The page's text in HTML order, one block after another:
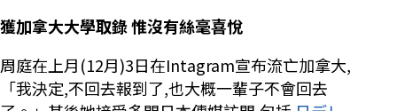
獲加拿大大學取錄 惟沒有絲毫喜悅
周庭在上月(12月)3日在Intagram宣布流亡加拿大,
「我決定,不回去報到了,也大概一輩子不會回去